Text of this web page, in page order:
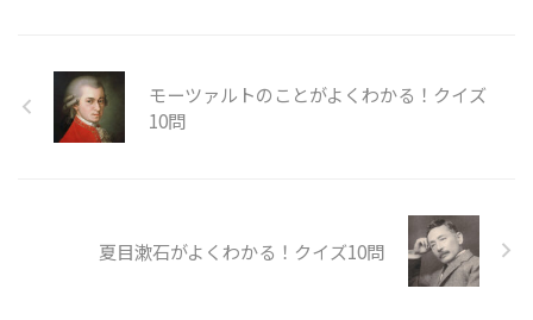
モーツァルトのことがよくわかる！クイズ
10問
夏目漱石がよくわかる！クイズ10問